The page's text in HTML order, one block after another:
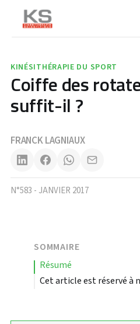
KINÉSITHÉRAPIE DU SPORT
Coiffe des
suffit-il ?
FRANCK LAGNIAUX
N°583 - JANVIER 2017
SOMMAIRE
résumé
Cet article est réservé à